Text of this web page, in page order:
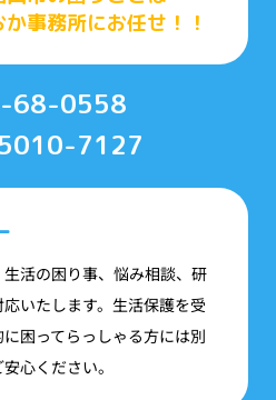
事務所にお任せ！！
68-0558
7127
活の困り事、悩み相談、研
いたします。生活保護を受
困ってらっしゃる方には別
心ください。